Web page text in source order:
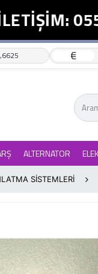
€
ALTERNATOR
SİSTEMLERİ